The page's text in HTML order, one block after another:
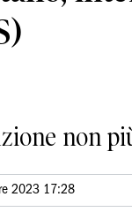
non
2023 17:28